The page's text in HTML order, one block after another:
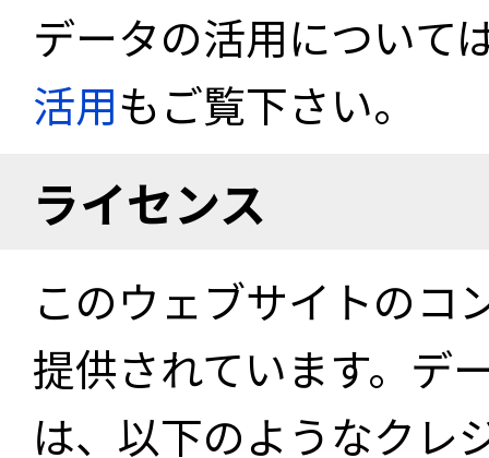
データの活用について
活用もご覧下さい。
ライセンス
このウェブサイトのコ
提供されています。デ
は、以下のようなクレ